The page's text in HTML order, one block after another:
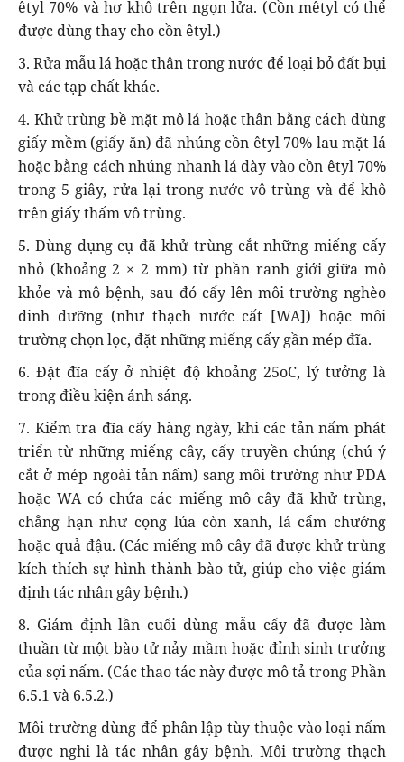
êtyl 70% và hơ khô trên ngọn lửa. (Cồn mêtyl có thể
được dùng thay cho cồn êtyl.)
3. Rửa mẫu lá hoặc thân trong nước để loại bỏ đất bụi
và các tạp chất khác.
4. Khử trùng bề mặt mô lá hoặc thân bằng cách dùng
giấy mềm (giấy ăn) đã nhúng cồn êtyl 70% lau mặt lá
hoặc bằng cách nhúng nhanh lá dày vào cồn êtyl 70%
trong 5 giây, rửa lại trong nước vô trùng và để khô
trên giấy thấm vô trùng.
5. Dùng dụng cụ đã khử trùng cắt những miếng cấy
nhỏ (khoảng 2 × 2 mm) từ phần ranh giới giữa mô
khỏe và mô bệnh, sau đó cấy lên môi trường nghèo
dinh dưỡng (như thạch nước cất [WA]) hoặc môi
trường chọn lọc, đặt những miếng cấy gần mép đĩa.
6. Đặt đĩa cấy ở nhiệt độ khoảng 25oC, lý tưởng là
trong điều kiện ánh sáng.
7. Kiểm tra đĩa cấy hàng ngày, khi các tản nấm phát
triển từ những miếng cây, cấy truyền chúng (chú ý
cắt ở mép ngoài tản nấm) sang môi trường như PDA
hoặc WA có chứa các miếng mô cây đã khử trùng,
chẳng hạn như cọng lúa còn xanh, lá cẩm chướng
hoặc quả đậu. (Các miếng mô cây đã được khử trùng
kích thích sự hình thành bào tử, giúp cho việc giám
định tác nhân gây bệnh.)
8. Giám định lần cuối dùng mẫu cấy đã được làm
thuần từ một bào tử nảy mầm hoặc đỉnh sinh trưởng
của sợi nấm. (Các thao tác này được mô tả trong Phần
6.5.1 và 6.5.2.)
Môi trường dùng để phân lập tùy thuộc vào loại nấm
được nghi là tác nhân gây bệnh. Môi trường thạch